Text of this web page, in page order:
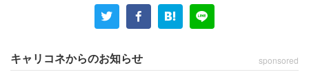
キャリコネからのお知らせ sponsored